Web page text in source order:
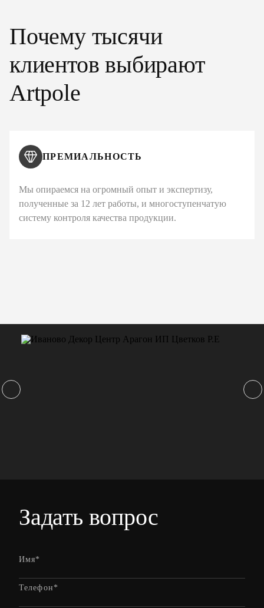
Почему тысячи
клиентов выбирают
Artpole
ПРЕМИАЛЬНОСТЬ
Мы опираемся на огромный опыт и экспертизу,
полученные за 12 лет работы, и многоступенчатую
систему контроля качества продукции.
Задать вопрос